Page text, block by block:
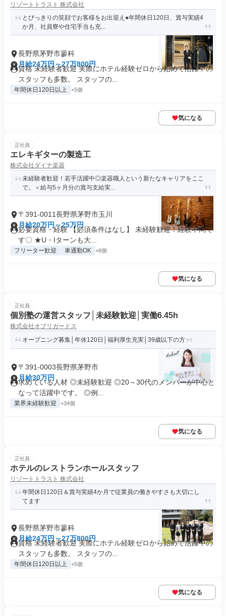
リゾートトラスト 株式会社
とびっきりの笑顔でお客様をお出迎え●年間休日120日、賞与実績4
か月、社員寮や住宅手当も充...
長野県茅野市蓼科
月給24万円～27万800円
資格 未経験者歓迎 実際にホテル経験ゼロから始めて活躍中の
スタッフも多数。 スタッフの...
年間休日120日以上 +5個
気になる
正社員
エレキギターの製造工
株式会社ダイナ楽器
未経験者歓迎！若手活躍中◎楽器職人という新たなキャリアをここ
で。＜給与5ヶ月分の賞与支給実...
〒391-0011長野県茅野市玉川
月給20万円～25万円
必要資格・経験 【必須条件はなし】 未経験歓迎！経験不問で
す〇 ★U・Iターンも大...
フリーター歓迎 車通勤OK +8個
気になる
正社員
個別塾の運営スタッフ│未経験歓迎│実働6.45h
株式会社オブリガードス
オープニング募集│年休120日│福利厚生充実│39歳以下の方
〒391-0003長野県茅野市
月給30万円
求めている人材 ◎未経験歓迎 ◎20～30代のメンバーが中心と
なって活躍中です。 ◎例...
業界未経験歓迎 +34個
気になる
正社員
ホテルのレストランホールスタッフ
リゾートトラスト 株式会社
年間休日120日＆賞与実績4か月で従業員の働きやすさも大切にし
てます
長野県茅野市蓼科
月給24万円～27万800円
資格 未経験者歓迎 実際にホテル経験ゼロから始めて活躍中の
スタッフも多数。 スタッフの...
年間休日120日以上 +5個
気になる